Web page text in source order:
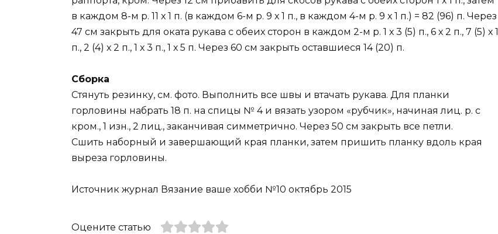
в каждом 8-м р. 11 х 1 п. (в каждом 6-м р. 9 х 1 п., в каждом 4-м р. 9 х 1 п.) = 82 (96) п. Через
47 см закрыть для оката рукава с обеих сторон в каждом 2-м р. 1 х 3 (5) п., 6 х 2 п., 7 (5) х 1
п., 2 (4) х 2 п., 1 х 3 п., 1 х 5 п. Через 60 см закрыть оставшиеся 14 (20) п.
Сборка
Стянуть резинку, см. фото. Выполнить все швы и втачать рукава. Для планки
горловины набрать 18 п. на спицы № 4 и вязать узором «рубчик», начиная лиц. р. с
кром., 1 изн., 2 лиц., заканчивая симметрично. Через 50 см закрыть все петли.
Сшить наборный и завершающий края планки, затем пришить планку вдоль края
выреза горловины.
Источник журнал Вязание ваше хобби №10 октябрь 2015
Оцените статью